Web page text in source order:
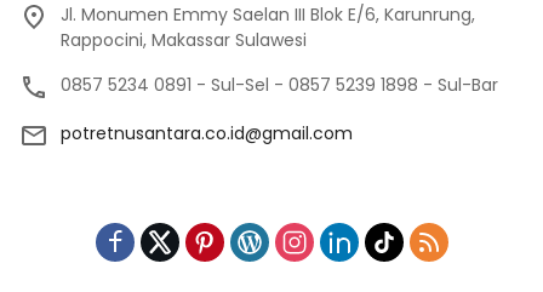
Jl. Monumen Emmy Saelan III Blok E/6, Karunrung,
Rappocini, Makassar Sulawesi
0857 5234 0891 - Sul-Sel - 0857 5239 1898 - Sul-Bar
potretnusantara.co.id@gmail.com